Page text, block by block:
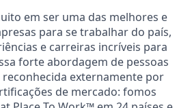
em ser uma das melhores e
para se trabalhar do país,
e carreiras incríveis para
forte abordagem de pessoas
externamente por
de mercado: fomos